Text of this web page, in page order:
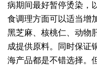
病期间最好暂停烫染，
食调理方面可以适当增
黑芝麻、核桃仁、动物
成提供原料。同时保证
海产品都是不错选择。